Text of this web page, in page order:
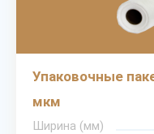
Упаковочные
мкм
Ширина (мм)